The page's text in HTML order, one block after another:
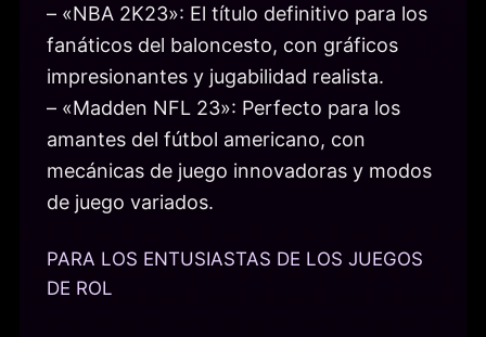
– «NBA 2K23»: El título definitivo para los
fanáticos del baloncesto, con gráficos
impresionantes y jugabilidad realista.
– «Madden NFL 23»: Perfecto para los
amantes del fútbol americano, con
mecánicas de juego innovadoras y modos
de juego variados.
PARA LOS ENTUSIASTAS DE LOS JUEGOS
DE ROL